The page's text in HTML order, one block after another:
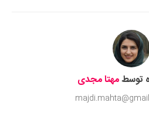
توسطمهتا مجدی